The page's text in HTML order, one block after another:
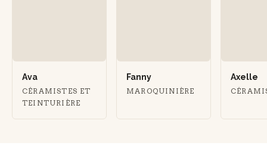
Ava
CÉRAMISTES ET
TEINTURIÈRE
Fanny
MAROQUINIÈRE
Axelle